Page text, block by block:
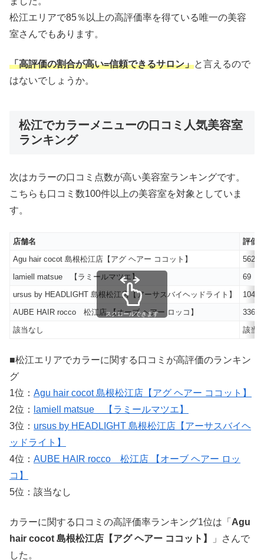
松江エリアで85％以上の高評価率を得ている唯一の美容
室さんでもあります。
「高評価の割合が高い=信頼できるサロン」と言えるので
はないでしょうか。
松江でカラーメニューの口コミ人気美容室
ランキング
次はカラーの口コミ点数が高い美容室ランキングです。
こちらも口コミ数100件以上の美容室を対象としていま
す。
店舗名
評価5
Agu hair cocot 島根松江店【アグ ヘアー ココット】
562
lamiell matsue 【ラミールマツエ】
69
ursus by HEADLIGHT 島根松江店【アーサスバイヘッドライト】
104
AUBE HAIR rocco 松江店 【オーブ ヘアー ロッコ】
336
該当なし
該当
スクロールできます
■松江エリアでカラーに関する口コミが高評価のランキン
グ
1位： Agu hair cocot 島根松江店【アグ ヘアー ココット】
2位：
lamiell matsue 【ラミールマツエ】
3位： ursus by HEADLIGHT 島根松江店【アーサスバイヘ
ッドライト】
4位： AUBE HAIR rocco 松江店 【オーブ ヘアー ロッ
コ】
5位：該当なし
カラーに関する口コミの高評価率ランキング1位は「 Agu
hair cocot 島根松江店【アグ ヘアー ココット】
」さんで
した。